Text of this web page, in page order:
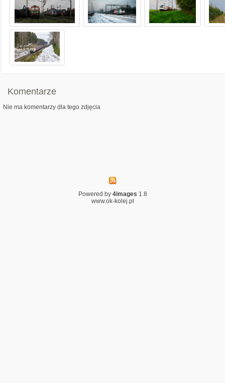
Komentarze
Nie ma komentarzy dla tego zdjęcia
Powered by 4images 1.8
www.ok-kolej.pl